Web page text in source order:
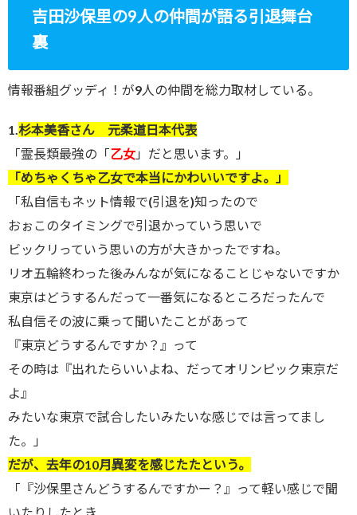
吉田沙保里の9人の仲間が語る引退舞台
裏
情報番組グッディ！が9人の仲間を総力取材している。
1.杉本美香さん 元柔道日本代表
「霊長類最強の「乙女 」だと思います。」
「めちゃくちゃ乙女で本当にかわいいですよ。」
「私自信もネット情報で(引退を)知ったので
おぉこのタイミングで引退かっていう思いで
ビックリっていう思いの方が大きかったですね。
リオ五輪終わった後みんなが気になることじゃないですか
東京はどうするんだって一番気になるところだったんで
私自信その波に乗って聞いたことがあって
『東京どうするんですか？』って
その時は『出れたらいいよね、だってオリンピック東京だ
よ』
みたいな東京で試合したいみたいな感じでは言ってまし
た。」
だが、去年の10月異変を感じたたという。
「『沙保里さんどうするんですかー？』って軽い感じで聞